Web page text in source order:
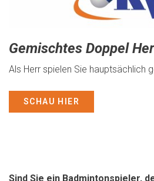
Gemischtes Doppel
Als Herr spielen Sie hauptsächlich
SCHAU HIER
Sind Sie ein Badmintonspieler,